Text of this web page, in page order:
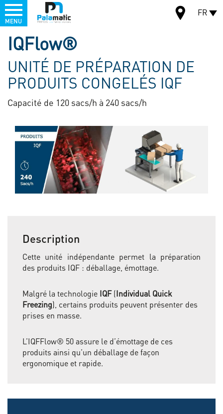
contenu
principal
Menu FR
MENU
IQFlow®
UNITÉ DE PRÉPARATION DE
PRODUITS CONGELÉS IQF
Capacité de 120 sacs/h à 240 sacs/h
Description
Cette unité indépendante permet la préparation
des produits IQF : déballage, émottage.
Malgré la technologie IQF(Individual Quick
Freezing), certains produits peuvent présenter des
prises en masse.
L’IQFFlow® 50 assure le d’émottage de ces
produits ainsi qu’un déballage de façon
ergonomique et rapide.